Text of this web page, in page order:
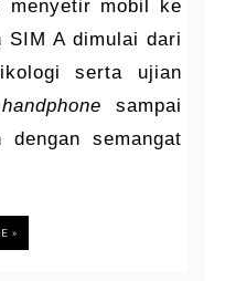
menyetir mobil ke
SIM A dimulai dari
serta ujian
handphone sampai
semangat
»